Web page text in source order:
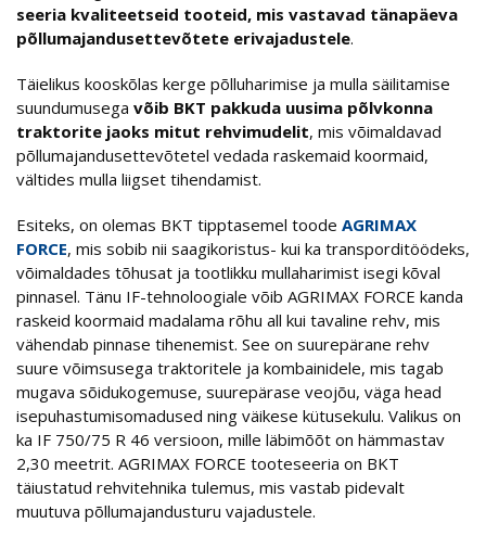
seeria kvaliteetseid tooteid, mis vastavad tänapäeva
põllumajandusettevõtete erivajadustele.
Täielikus kooskõlas kerge põlluharimise ja mulla säilitamise
suundumusega võib BKT pakkuda uusima põlvkonna
traktorite jaoks mitut rehvimudelit, mis võimaldavad
põllumajandusettevõtetel vedada raskemaid koormaid,
vältides mulla liigset tihendamist.
Esiteks, on olemas BKT tipptasemel toode AGRIMAX
FORCE, mis sobib nii saagikoristus- kui ka transporditöödeks,
võimaldades tõhusat ja tootlikku mullaharimist isegi kõval
pinnasel. Tänu IF-tehnoloogiale võib AGRIMAX FORCE kanda
raskeid koormaid madalama rõhu all kui tavaline rehv, mis
vähendab pinnase tihenemist. See on suurepärane rehv
suure võimsusega traktoritele ja kombainidele, mis tagab
mugava sõidukogemuse, suurepärase veojõu, väga head
isepuhastumisomadused ning väikese kütusekulu. Valikus on
ka IF 750/75 R 46 versioon, mille läbimõõt on hämmastav
2,30 meetrit. AGRIMAX FORCE tooteseeria on BKT
täiustatud rehvitehnika tulemus, mis vastab pidevalt
muutuva põllumajandusturu vajadustele.